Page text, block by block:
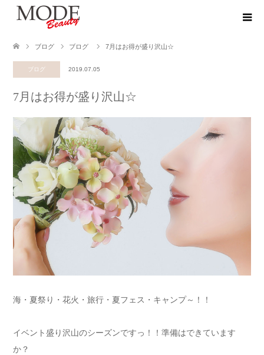
ブログ ブログ 7月はお得が盛り沢山☆
ブログ 2019.07.05
7月はお得が盛り沢山☆
海・夏祭り・花火・旅行・夏フェス・キャンプ～！！
イベント盛り沢山のシーズンですっ！！準備はできています
か？